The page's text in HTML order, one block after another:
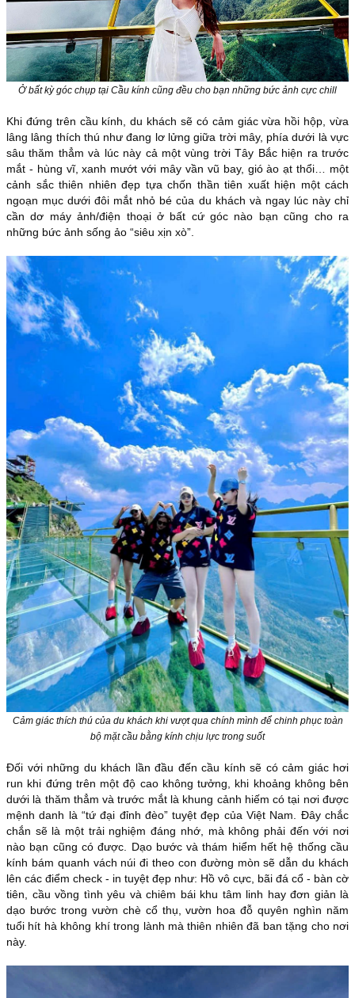
Ở bất kỳ góc chụp tại Cầu kính cũng đều cho bạn những bức ảnh cực chill
Khi đứng trên cầu kính, du khách sẽ có cảm giác vừa hồi hộp, vừa
lâng lâng thích thú như đang lơ lửng giữa trời mây, phía dưới là vực
sâu thăm thẳm và lúc này cả một vùng trời Tây Bắc hiện ra trước
mắt - hùng vĩ, xanh mướt với mây vần vũ bay, gió ào ạt thổi… một
cảnh sắc thiên nhiên đẹp tựa chốn thần tiên xuất hiện một cách
ngoạn mục dưới đôi mắt nhỏ bé của du khách và ngay lúc này chỉ
cần dơ máy ảnh/điện thoại ở bất cứ góc nào bạn cũng cho ra
những bức ảnh sống ảo “siêu xịn xò”.
Cảm giác thích thú của du khách khi vượt qua chính mình để chinh phục toàn
bộ mặt cầu bằng kính chịu lực trong suốt
Đối với những du khách lần đầu đến cầu kính sẽ có cảm giác hơi
run khi đứng trên một độ cao không tưởng, khi khoảng không bên
dưới là thăm thẳm và trước mắt là khung cảnh hiếm có tại nơi được
mệnh danh là “tứ đại đỉnh đèo” tuyệt đẹp của Việt Nam. Đây chắc
chắn sẽ là một trải nghiệm đáng nhớ, mà không phải đến với nơi
nào bạn cũng có được. Dạo bước và thám hiểm hết hệ thống cầu
kính bám quanh vách núi đi theo con đường mòn sẽ dẫn du khách
lên các điểm check - in tuyệt đẹp như: Hồ vô cực, bãi đá cổ - bàn cờ
tiên, cầu vồng tình yêu và chiêm bái khu tâm linh hay đơn giản là
dạo bước trong vườn chè cổ thụ, vườn hoa đỗ quyên nghìn năm
tuổi hít hà không khí trong lành mà thiên nhiên đã ban tặng cho nơi
này.